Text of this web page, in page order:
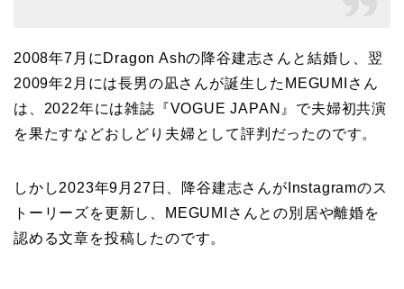
2008年7月にDragon Ashの降谷建志さんと結婚し、翌
2009年2月には長男の凪さんが誕生したMEGUMIさん
は、2022年には雑誌『VOGUE JAPAN』で夫婦初共演
を果たすなどおしどり夫婦として評判だったのです。
しかし2023年9月27日、降谷建志さんがInstagramのス
トーリーズを更新し、MEGUMIさんとの別居や離婚を
認める文章を投稿したのです。